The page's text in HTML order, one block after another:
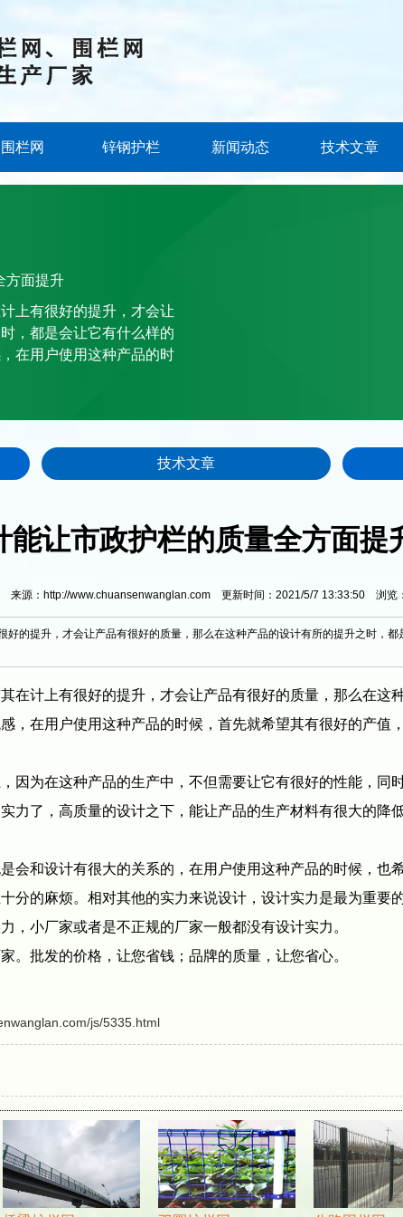
围栏网 锌钢护栏 新闻动态 技术文章
方面提升
上有很好的提升，才会让
，都是会让它有什么样的
在用户使用这种产品的时
技术文章
能让市政护栏的质量全方面提
来源：http://www.chuansenwanglan.com 更新时间：2021/5/7 13:33:50 浏览：
的提升，才会让产品有很好的质量，那么在这种产品的设计有所的提升之时，
在计上有很好的提升，才会让产品有很好的质量，那么在这
，在用户使用这种产品的时候，首先就希望其有很好的产值
为在这种产品的生产中，不但需要让它有很好的性能，同
力了，高质量的设计之下，能让产品的生产材料有很大的降
和设计有很大的关系的，在用户使用这种产品的时候，也
分的麻烦。相对其他的实力来说设计，设计实力是最为重要
，小厂家或者是不正规的厂家一般都没有设计实力。
批发的价格，让您省钱；品牌的质量，让您省心。
js/5335.html